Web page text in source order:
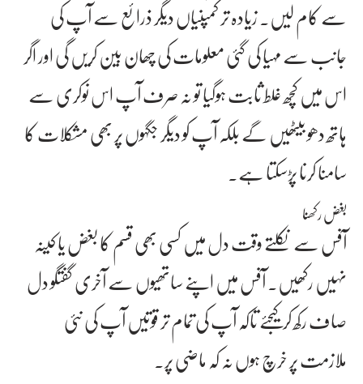
سے کام لیں۔ زیادہ تر کمپنیاں دیگر ذرائع سے آپ کی
جانب سے مہیا کی گئی معلومات کی چھان بین کریں گی اور اگر
اس میں کچھ غلط ثابت ہوگیا تو نہ صرف آپ اس نوکری سے
ہاتھ دھو بیٹھیں گے بلکہ آپ کو دیگر جگہوں پر بھی مشکلات کا
سامنا کرنا پڑسکتا ہے۔
بغض رکھنا
آفس سے نکلتے وقت دل میں کسی بھی قسم کا بغض یا کینہ
نہیں رکھیں۔ آفس میں اپنے ساتھیوں سے آخری گفتگو دل
صاف رکھ کر کیجئے تاکہ آپ کی تمام تر قوتیں آپ کی نئی
ملازمت پر خرچ ہوں نہ کہ ماضی پر۔